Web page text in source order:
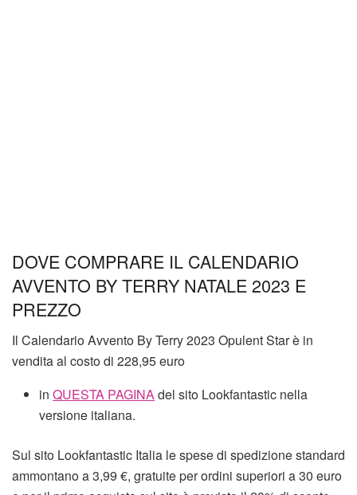
DOVE COMPRARE IL CALENDARIO
AVVENTO BY TERRY NATALE 2023 E
PREZZO
Il Calendario Avvento By Terry 2023 Opulent Star è in
vendita al costo di 228,95 euro
inQUESTA PAGINAdel sito Lookfantastic nella
versione italiana.
Sul sito Lookfantastic Italia le spese di spedizione standard
ammontano a 3,99 €, gratuite per ordini superiori a 30 euro